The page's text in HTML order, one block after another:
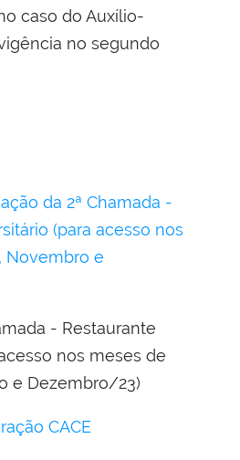
caso do Auxílio-
no segundo
da 2ª Chamada -
(para acesso nos
Novembro e
- Restaurante
nos meses de
e Dezembro/23)
CACE